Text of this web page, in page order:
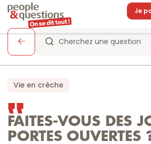
Je
Cherchez une question
Vie en crèche
FAITES-VOUS DES
PORTES OUVERTES